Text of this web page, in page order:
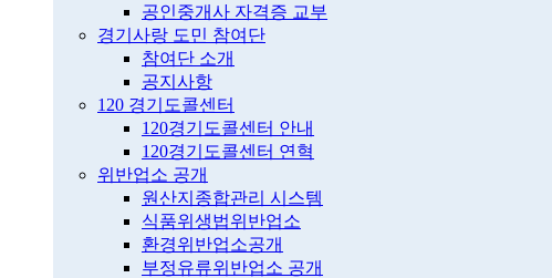
공인중개사 자격증 교부
경기사랑 도민 참여단
참여단 소개
공지사항
120 경기도콜센터
120경기도콜센터 안내
120경기도콜센터 연혁
위반업소 공개
원산지종합관리 시스템
식품위생법위반업소
환경위반업소공개
부정유류위반업소 공개